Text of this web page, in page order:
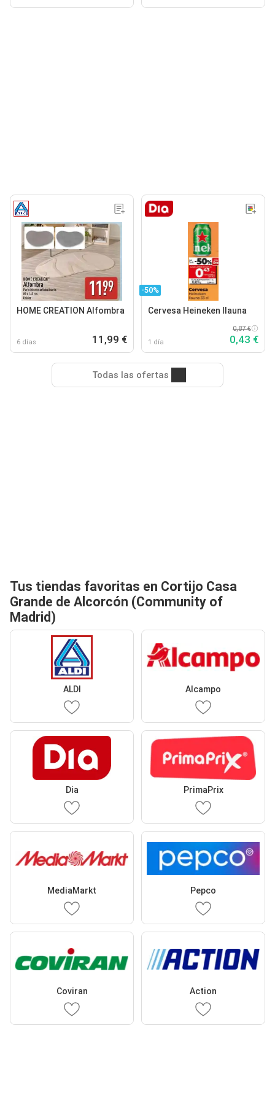
HOME CREATION Alfombra
6 días 11,99 €
-50%
Cervesa Heineken llauna
1 día
0,87 €
0,43 €
Todas las ofertas
Tus tiendas favoritas en Cortijo Casa
Grande de Alcorcón (Community of
Madrid)
ALDI Alcampo
Dia PrimaPrix
MediaMarkt Pepco
Coviran Action